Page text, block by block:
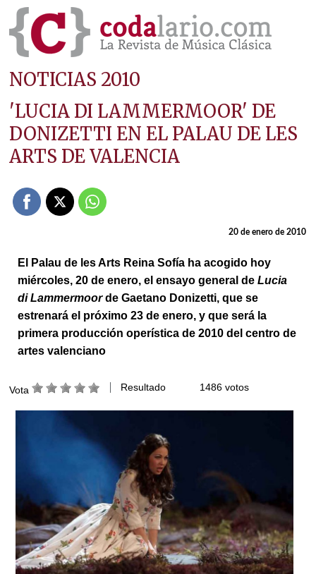
NOTICIAS 2010
'LUCIA DI LAMMERMOOR' DE
DONIZETTI EN EL PALAU DE LES
ARTS DE VALENCIA
20 de enero de 2010
El Palau de les Arts Reina Sofía ha acogido hoy
miércoles, 20 de enero, el ensayo general de Lucia
di Lammermoorde Gaetano Donizetti, que se
estrenará el próximo 23 de enero, y que será la
primera producción operística de 2010 del centro de
artes valenciano
Vota Resultado 1486 votos